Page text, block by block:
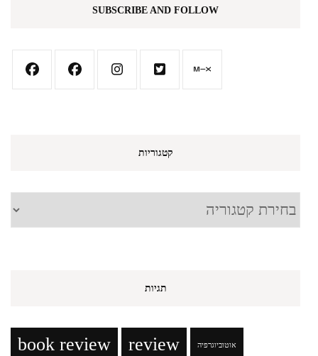
SUBSCRIBE AND FOLLOW
קטגוריות
קטגוריות
תגיות
book review review אוטוביוגרפיה